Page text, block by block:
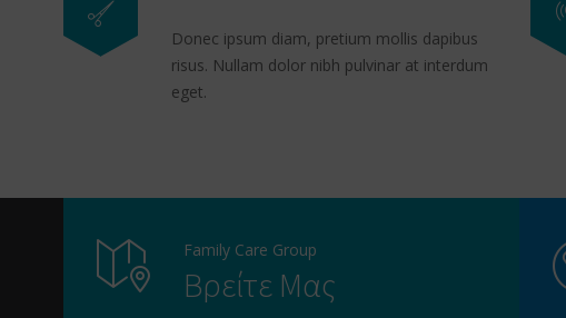
Donec ipsum diam, pretium mollis dapibus
risus. Nullam dolor nibh pulvinar at interdum
eget.
Family Care Group
Βρείτε Μας